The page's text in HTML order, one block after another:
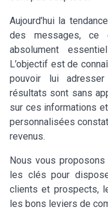
Aujourd’hui la
des messages, ce
absolument
L’objectif est de
pouvoir lui
résultats sont sans
sur ces informations
personnalisées
revenus.
Nous vous
les clés pour
clients et prospects,
les bons leviers de